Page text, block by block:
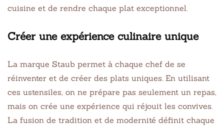
cuisine et de rendre chaque plat exceptionnel.
Créer une expérience culinaire unique
La marque Staub permet à chaque chef de se
réinventer et de créer des plats uniques. En utilisant
ces ustensiles, on ne prépare pas seulement un repas,
mais on crée une expérience qui réjouit les convives.
La fusion de tradition et de modernité définit chaque